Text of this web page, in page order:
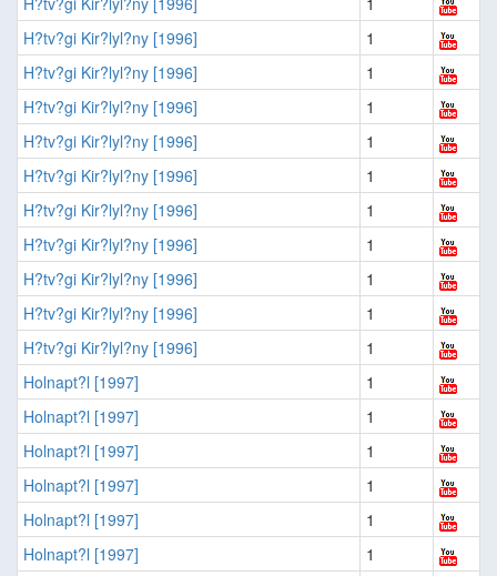
H?tv?gi Kir?lyl?ny [1996]
1
H?tv?gi Kir?lyl?ny [1996]
1
H?tv?gi Kir?lyl?ny [1996]
1
H?tv?gi Kir?lyl?ny [1996]
1
H?tv?gi Kir?lyl?ny [1996]
1
H?tv?gi Kir?lyl?ny [1996]
1
H?tv?gi Kir?lyl?ny [1996]
1
H?tv?gi Kir?lyl?ny [1996]
1
H?tv?gi Kir?lyl?ny [1996]
1
H?tv?gi Kir?lyl?ny [1996]
1
Holnapt?l [1997]
1
Holnapt?l [1997]
1
Holnapt?l [1997]
1
Holnapt?l [1997]
1
Holnapt?l [1997]
1
Holnapt?l [1997]
1